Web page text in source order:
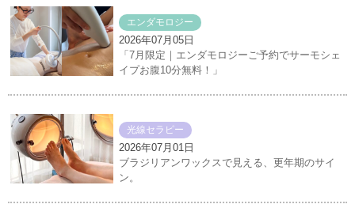
エンダモロジー
2026年07月05日
「7月限定｜エンダモロジーご予約でサーモシェ
イプお腹10分無料！」
光線セラピー
2026年07月01日
ブラジリアンワックスで見える、更年期のサイ
ン。